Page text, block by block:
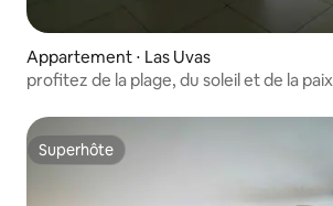
Appartement ⋅ Las Uvas
profitez de la plage, du soleil et de la paix
Superhôte
Superhôte